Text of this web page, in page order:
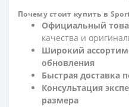
Почему стоит купить в
Официальный
качества и
Широкий
обновления
Быстрая доставка
Консультация
размера